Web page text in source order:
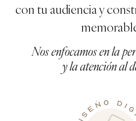
con tu audiencia y
Nos enfocamos en la
y la atención al